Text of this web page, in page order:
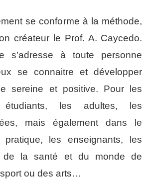
se conforme à la méthode,
créateur le Prof. A. Caycedo.
s’adresse à toute personne
se connaitre et développer
sereine et positive. Pour les
les adultes, les
mais également dans le
les enseignants, les
de la santé et du monde de
sport ou des arts…